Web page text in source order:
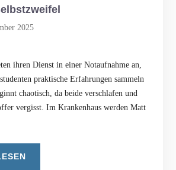
2025
ihren Dienst in einer Notaufnahme an,
praktische Erfahrungen sammeln
chaotisch, da beide verschlafen und
vergisst. Im Krankenhaus werden Matt